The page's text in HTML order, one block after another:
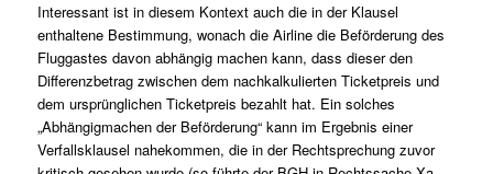
Interessant ist in diesem Kontext auch die in der Klausel
enthaltene Bestimmung, wonach die Airline die Beförderung des
Fluggastes davon abhängig machen kann, dass dieser den
Differenzbetrag zwischen dem nachkalkulierten Ticketpreis und
dem ursprünglichen Ticketpreis bezahlt hat. Ein solches
„Abhängigmachen der Beförderung“ kann im Ergebnis einer
Verfallsklausel nahekommen, die in der Rechtsprechung zuvor